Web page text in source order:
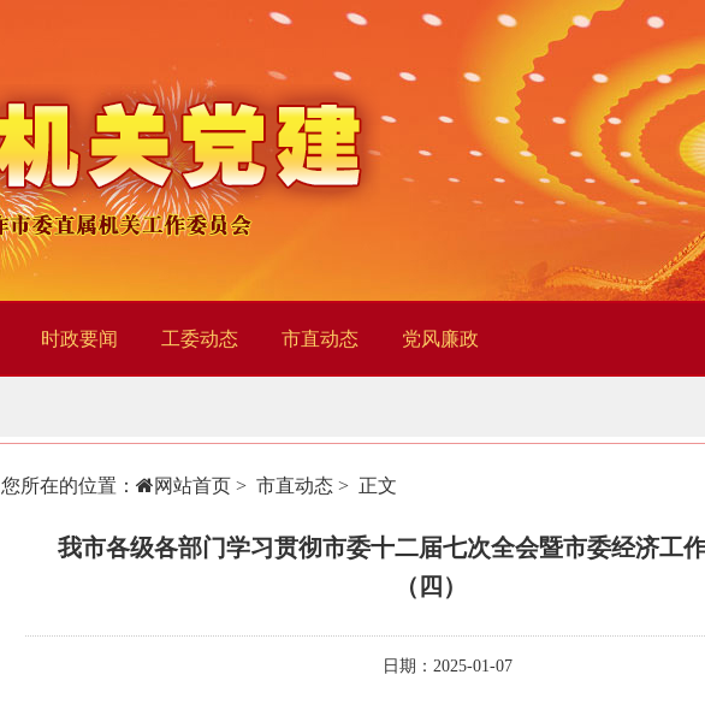
时政要闻 工委动态 市直动态 党风廉政
您所在的位置： 网站首页 > 市直动态 > 正文
我市各级各部门学习贯彻市委十二届七次全会暨市委经济工
（四）
日期：2025-01-07